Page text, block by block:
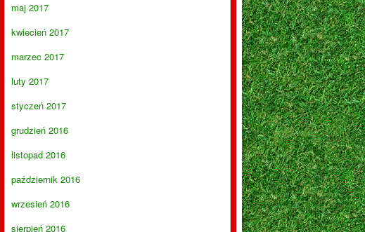
maj 2017
kwiecień 2017
marzec 2017
luty 2017
styczeń 2017
grudzień 2016
listopad 2016
październik 2016
wrzesień 2016
sierpień 2016